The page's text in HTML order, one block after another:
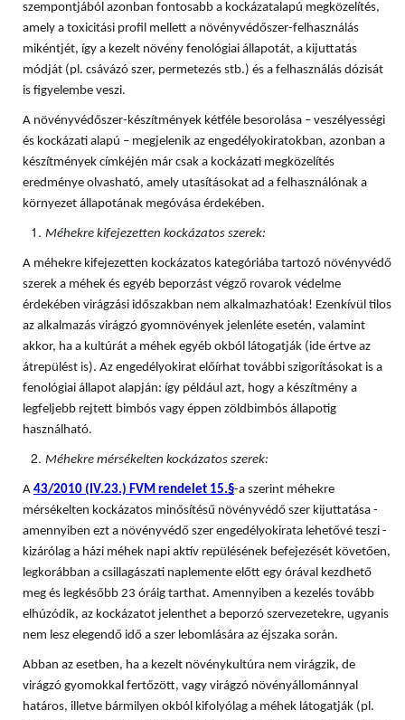
szempontjából azonban fontosabb a kockázatalapú megközelítés,
amely a toxicitási profil mellett a növényvédőszer-felhasználás
mikéntjét, így a kezelt növény fenológiai állapotát, a kijuttatás
módját (pl. csávázó szer, permetezés stb.) és a felhasználás dózisát
is figyelembe veszi.
A növényvédőszer-készítmények kétféle besorolása – veszélyességi
és kockázati alapú – megjelenik az engedélyokiratokban, azonban a
készítmények címkéjén már csak a kockázati megközelítés
eredménye olvasható, amely utasításokat ad a felhasználónak a
környezet állapotának megóvása érdekében.
Méhekre kifejezetten kockázatos szerek:
A méhekre kifejezetten kockázatos kategóriába tartozó növényvédő
szerek a méhek és egyéb beporzást végző rovarok védelme
érdekében virágzási időszakban nem alkalmazhatóak! Ezenkívül tilos
az alkalmazás virágzó gyomnövények jelenléte esetén, valamint
akkor, ha a kultúrát a méhek egyéb okból látogatják (ide értve az
átrepülést is). Az engedélyokirat előírhat további szigorításokat is a
fenológiai állapot alapján: így például azt, hogy a készítmény a
legfeljebb rejtett bimbós vagy éppen zöldbimbós állapotig
használható.
Méhekre mérsékelten kockázatos szerek:
A 43/2010 (IV.23.) FVM rendelet 15.§-a szerint méhekre
mérsékelten kockázatos minősítésű növényvédő szer kijuttatása -
amennyiben ezt a növényvédő szer engedélyokirata lehetővé teszi -
kizárólag a házi méhek napi aktív repülésének befejezését követően,
legkorábban a csillagászati naplemente előtt egy órával kezdhető
meg és legkésőbb 23 óráig tarthat. Amennyiben a kezelés tovább
elhúzódik, az kockázatot jelenthet a beporzó szervezetekre, ugyanis
nem lesz elegendő idő a szer lebomlására az éjszaka során.
Abban az esetben, ha a kezelt növénykultúra nem virágzik, de
virágzó gyomokkal fertőzött, vagy virágzó növényállománnyal
határos, illetve bármilyen okból kifolyólag a méhek látogatják (pl.